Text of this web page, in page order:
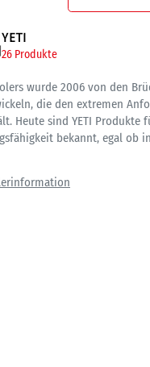
YETI
26 Produkte
wurde 2006 von den
die den extremen
Heute sind YETI
bekannt, egal ob